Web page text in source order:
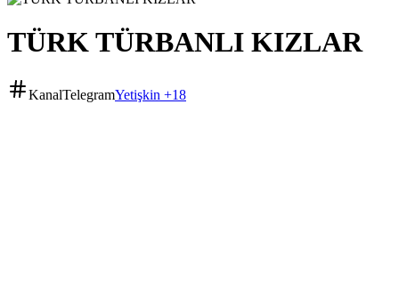
TÜRK TÜRBANLI KIZLAR
KanalTelegramYetişkin +18